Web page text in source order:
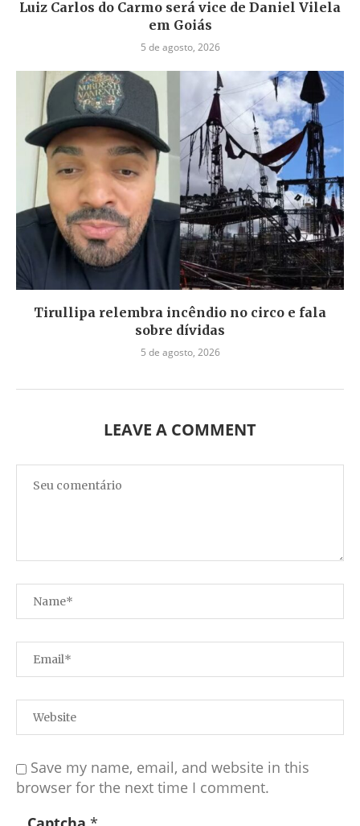
Luiz Carlos do Carmo será vice de Daniel Vilela
em Goiás
5 de agosto, 2026
Tirullipa relembra incêndio no circo e fala
sobre dívidas
5 de agosto, 2026
LEAVE A COMMENT
Save my name, email, and website in this
browser for the next time I comment.